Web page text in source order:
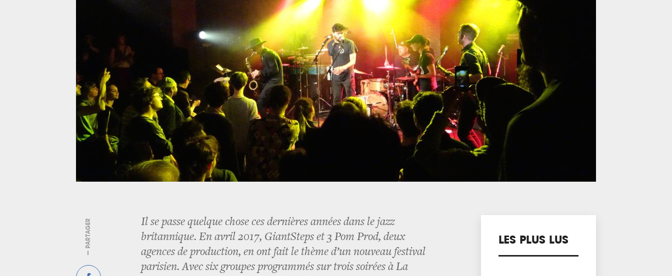
— PARTAGER
Il se passe quelque chose ces dernières années dans le jazz
britannique. En avril 2017, GiantSteps et 3 Pom Prod, deux
agences de production, en ont fait le thème d’un nouveau festival
parisien. Avec six groupes programmés sur trois soirées à La
LES PLUS LUS